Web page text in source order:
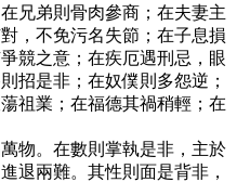
兄弟則骨肉參商；在夫妻主
，不免污名失節；在子息損
競之意；在疾厄遇刑忌，眼
招是非；在奴僕則多怨逆；
祖業；在福德其禍稍輕；在
物。在數則掌執是非，主於
退兩難。其性則面是背非，